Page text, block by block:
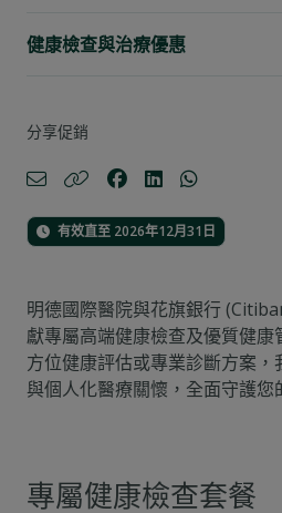
健康檢查與治療優惠
分享促銷
有效直至 2026年12月31日
明德國際醫院與花旗銀行
獻專屬高端健康檢查及優質健
方位健康評估或專業診斷方案
與個人化醫療關懷，全面守護您
專屬健康檢查套餐